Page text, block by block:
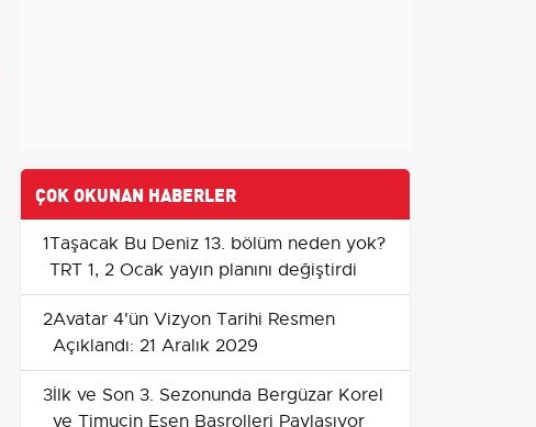
ÇOK OKUNAN HABERLER
1Taşacak Bu Deniz 13. bölüm neden yok?
TRT 1, 2 Ocak yayın planını değiştirdi
2Avatar 4'ün Vizyon Tarihi Resmen
Açıklandı: 21 Aralık 2029
3İlk ve Son 3. Sezonunda Bergüzar Korel
ve Timuçin Esen Başrolleri Paylaşıyor